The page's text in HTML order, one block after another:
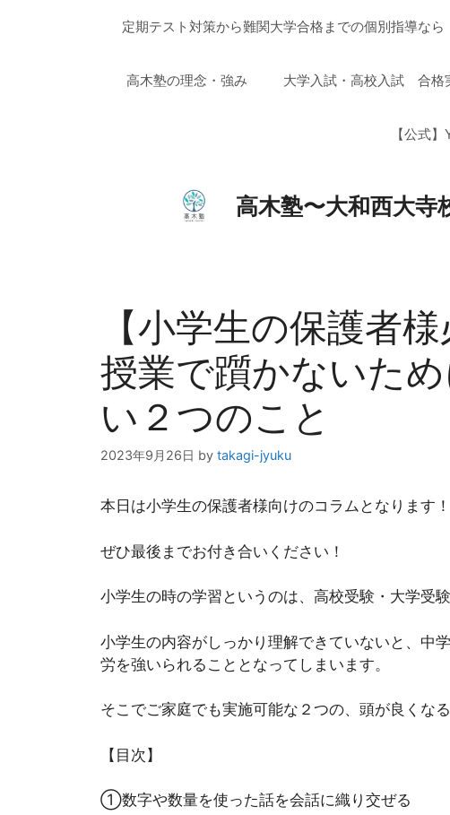
定期テスト対策から難関大学合格までの個別指導な
高木塾の理念・強み 大学入試・高校入試 合格
【公式
高木塾〜大和西大
【小学生の保護者
授業で躓かないた
い２つのこと
2023年9月26日 by takagi-jyuku
本日は小学生の保護者様向けのコラムとなります！
ぜひ最後までお付き合いください！
小学生の時の学習というのは、高校受験・大学受
小学生の内容がしっかり理解できていないと、中
労を強いられることとなってしまいます。
そこでご家庭でも実施可能な２つの、頭が良くな
【目次】
①数字や数量を使った話を会話に織り交ぜる